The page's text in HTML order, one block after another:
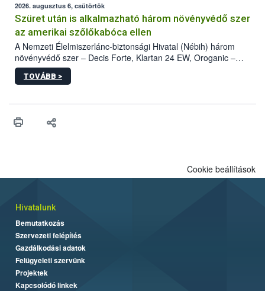
az intenzív felderítést, emellett az intézkedéseket a szlovák
hatósággal is összehangolják a terjedés megállítása érdekében.
2026. augusztus 6, csütörtök
Szüret után is alkalmazható három növényvédő szer
az amerikai szőlőkabóca ellen
A Nemzeti Élelmiszerlánc-biztonsági Hivatal (Nébih) három
növényvédő szer – Decis Forte, Klartan 24 EW, Oroganic –
engedélyokiratát módosította, így azok a szüretet követően,
egészen a vesszőérettség (BBCH 91) stádiumáig
érésű szőlőkben is legyen lehetőség a károsító elleni további
felhasználók számára is elérhető és ökológiai termesztésben is
TOVÁBB >
Cookie beállítások
Hivatalunk
Bemutatkozás
Szervezeti felépítés
Gazdálkodási adatok
Felügyeleti szervünk
Projektek
Kapcsolódó linkek